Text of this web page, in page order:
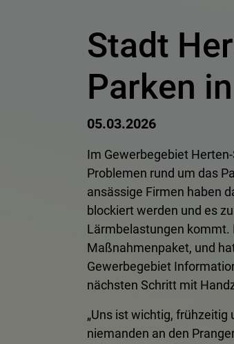
Stadt
Parken
05.03.2026
Im Gewerbegebiet
Problemen rund um das
ansässige Firmen haben
blockiert werden und es
Lärmbelastungen kommt.
Maßnahmenpaket, und
Gewerbegebiet
nächsten Schritt mit
„Uns ist wichtig,
niemanden an den